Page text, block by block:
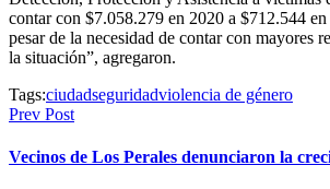
contar con $7.058.279 en 2020 a $712.544
pesar de la necesidad de contar con mayores
la situación”, agregaron.
Tags:ciudadseguridadviolencia de género
Prev Post
Vecinos de Los Perales denunciaron la